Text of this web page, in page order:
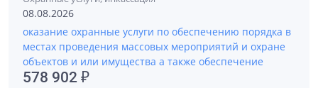
08.08.2026
оказание охранные услуги по обеспечению порядка в
местах проведения массовых мероприятий и охране
объектов и или имущества а также обеспечение
578 902 ₽